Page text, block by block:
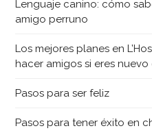
Lenguaje canino: cómo
amigo perruno
Los mejores planes en
hacer amigos si eres
Pasos para ser feliz
Pasos para tener éxito en